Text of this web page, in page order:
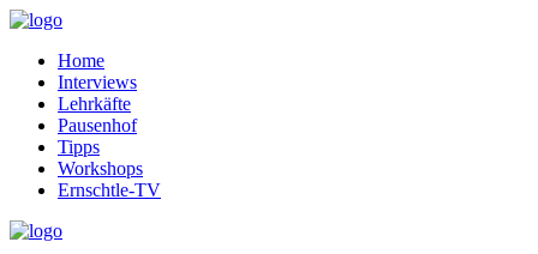
Home
Interviews
Lehrkäfte
Pausenhof
Tipps
Workshops
Ernschtle-TV